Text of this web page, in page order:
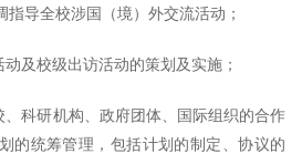
导全校涉国（境）外交流活动；
及校级出访活动的策划及实施；
科研机构、政府团体、国际组织的合作
的统筹管理，包括计划的制定、协议的